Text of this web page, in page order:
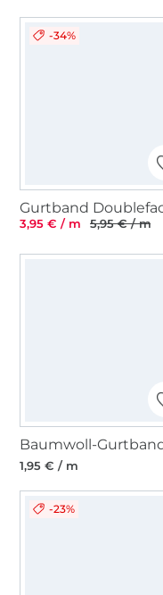
-34%
3,95 € / m 5,95 € / m
1,95 € / m
-23%